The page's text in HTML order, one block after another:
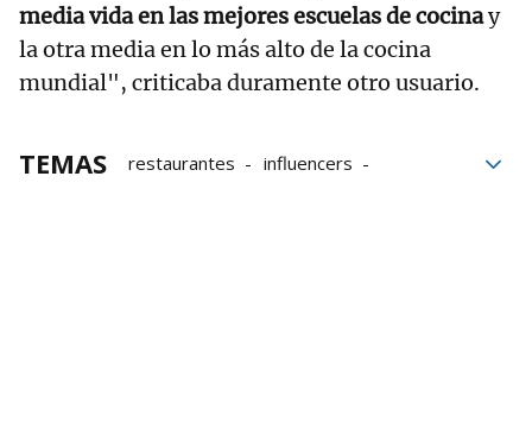
media vida en las mejores escuelas de cocinay
la otra media en lo más alto de la cocina
mundial", criticaba duramente otro usuario.
TEMAS restaurantes
influencers